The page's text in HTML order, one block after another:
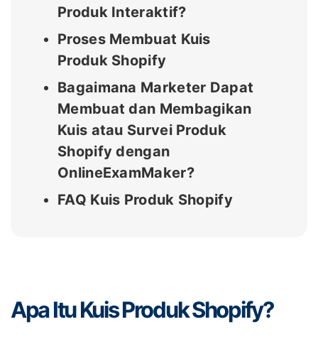
Produk Interaktif?
Proses Membuat Kuis
Produk Shopify
Bagaimana Marketer Dapat
Membuat dan Membagikan
Kuis atau Survei Produk
Shopify dengan
OnlineExamMaker?
FAQ Kuis Produk Shopify
Apa Itu Kuis Produk Shopify?